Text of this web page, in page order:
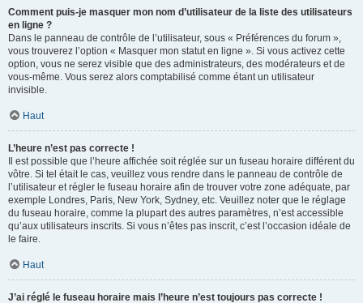
Comment puis-je masquer mon nom d’utilisateur de la liste des utilisateurs
en ligne ?
Dans le panneau de contrôle de l’utilisateur, sous « Préférences du forum »,
vous trouverez l’option « Masquer mon statut en ligne ». Si vous activez cette
option, vous ne serez visible que des administrateurs, des modérateurs et de
vous-même. Vous serez alors comptabilisé comme étant un utilisateur
invisible.
Haut
L’heure n’est pas correcte !
Il est possible que l’heure affichée soit réglée sur un fuseau horaire différent du
vôtre. Si tel était le cas, veuillez vous rendre dans le panneau de contrôle de
l’utilisateur et régler le fuseau horaire afin de trouver votre zone adéquate, par
exemple Londres, Paris, New York, Sydney, etc. Veuillez noter que le réglage
du fuseau horaire, comme la plupart des autres paramètres, n’est accessible
qu’aux utilisateurs inscrits. Si vous n’êtes pas inscrit, c’est l’occasion idéale de
le faire.
Haut
J’ai réglé le fuseau horaire mais l’heure n’est toujours pas correcte !